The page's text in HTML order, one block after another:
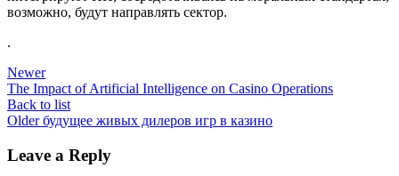
возможно, будут направлять сектор.
.
Newer
The Impact of Artificial Intelligence on Casino Operations
Back to list
Older будущее живых дилеров игр в казино
Leave a Reply